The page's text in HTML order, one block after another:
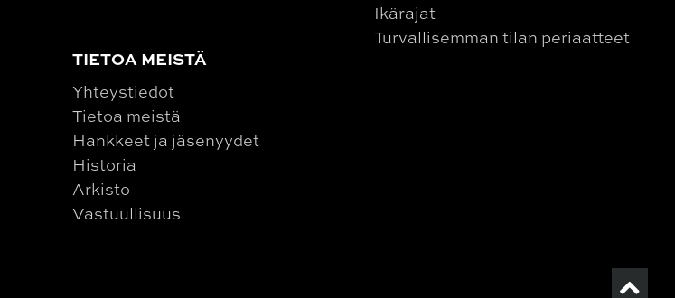
Ikärajat
Turvallisemman tilan periaatteet
TIETOA MEISTÄ
Yhteystiedot
Tietoa meistä
Hankkeet ja jäsenyydet
Historia
Arkisto
Vastuullisuus